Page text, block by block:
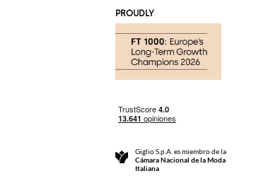
PROUDLY
Giglio S.p.A. es miembro de la
Cámara Nacional de la Moda
Italiana